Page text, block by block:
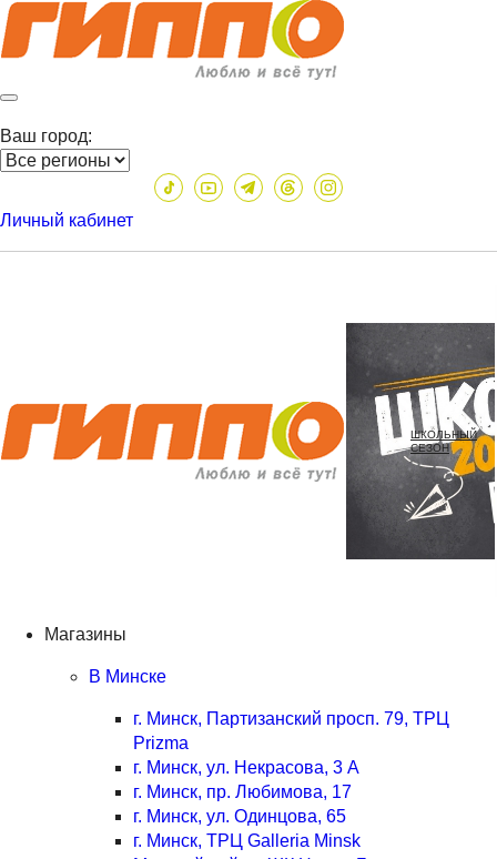
Ваш город:
Личный кабинет
ШКОЛЬНЫЙ
СЕЗОН
Магазины
В Минске
г. Минск, Партизанский просп. 79, ТРЦ
Prizma
г. Минск, ул. Некрасова, 3 А
г. Минск, пр. Любимова, 17
г. Минск, ул. Одинцова, 65
г. Минск, ТРЦ Galleria Minsk